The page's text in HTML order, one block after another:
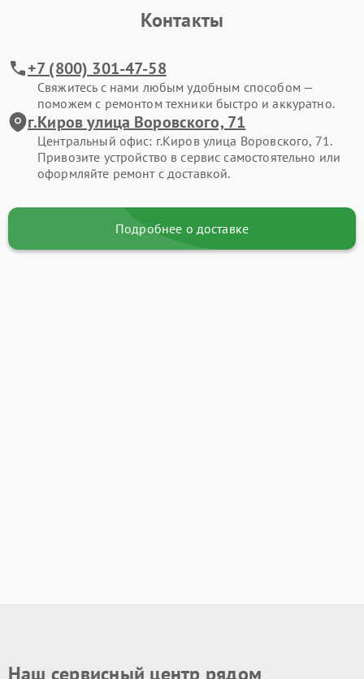
Контакты
+7 (800) 301-47-58
Свяжитесь с нами любым удобным способом —
поможем с ремонтом техники быстро и аккуратно.
г.Киров улица Воровского, 71
Центральный офис: г.Киров улица Воровского, 71.
Привозите устройство в сервис самостоятельно или
оформляйте ремонт с доставкой.
Подробнее о доставке
Наш сервисный центр рядом